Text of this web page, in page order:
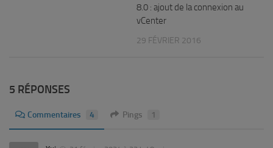
8.0 : ajout de la connexion au
vCenter
29 FÉVRIER 2016
5 RÉPONSES
Commentaires 4 Pings 1